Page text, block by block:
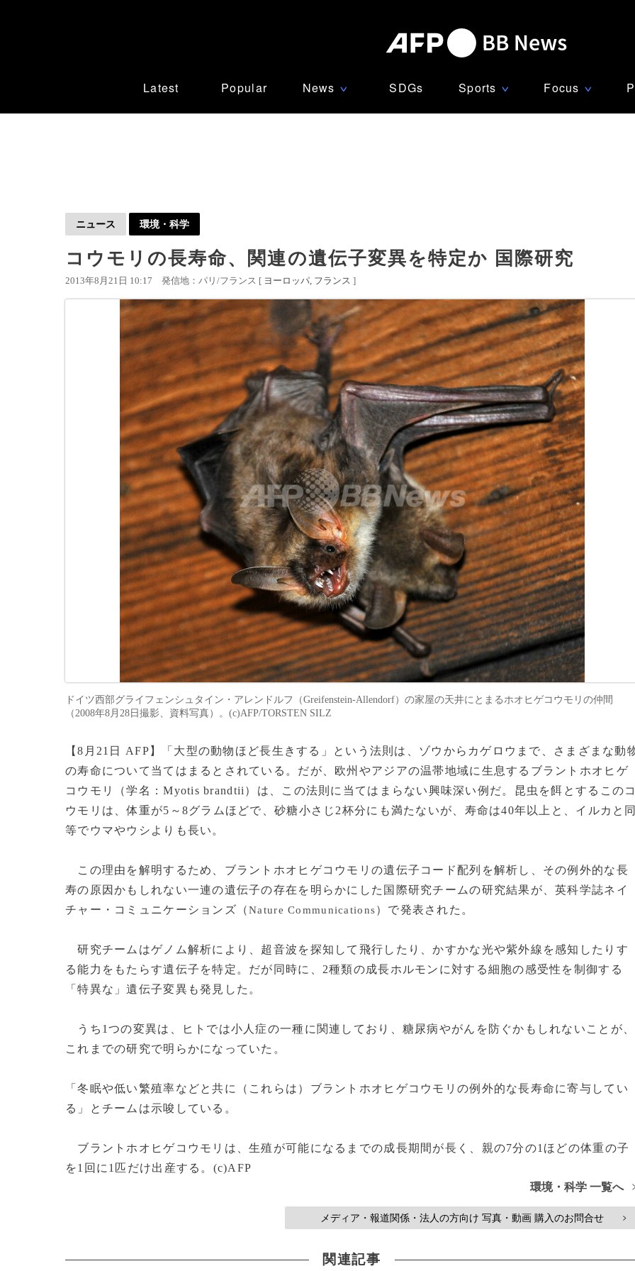
Latest Popular News ∨ SDGs Sports ∨ Focus ∨
ニュース 環境・科学
コウモリの長寿命、関連の遺伝子変異を特定か 国際研究
2013年8月21日 10:17 発信地：パリ/フランス [ ヨーロッパ フランス ]
ドイツ西部グライフェンシュタイン・アレンドルフ（Greifenstein-Allendorf）の家屋の天井にとまるホオヒゲコウモリの仲間
（2008年8月28日撮影、資料写真）。(c)AFP/TORSTEN SILZ
【8月21日 AFP】「大型の動物ほど長生きする」という法則は、ゾウからカゲロウまで、さまざまな動
の寿命について当てはまるとされている。だが、欧州やアジアの温帯地域に生息するブラントホオヒゲ
コウモリ（学名：Myotis brandtii）は、この法則に当てはまらない興味深い例だ。昆虫を餌とするこの
ウモリは、体重が5～8グラムほどで、砂糖小さじ2杯分にも満たないが、寿命は40年以上と、イルカと
等でウマやウシよりも長い。
この理由を解明するため、ブラントホオヒゲコウモリの遺伝子コード配列を解析し、その例外的な長
寿の原因かもしれない一連の遺伝子の存在を明らかにした国際研究チームの研究結果が、英科学誌ネイ
チャー・コミュニケーションズ（Nature Communications）で発表された。
研究チームはゲノム解析により、超音波を探知して飛行したり、かすかな光や紫外線を感知したりす
る能力をもたらす遺伝子を特定。だが同時に、2種類の成長ホルモンに対する細胞の感受性を制御する
「特異な」遺伝子変異も発見した。
うち1つの変異は、ヒトでは小人症の一種に関連しており、糖尿病やがんを防ぐかもしれないことが、
これまでの研究で明らかになっていた。
「冬眠や低い繁殖率などと共に（これらは）ブラントホオヒゲコウモリの例外的な長寿命に寄与してい
る」とチームは示唆している。
ブラントホオヒゲコウモリは、生殖が可能になるまでの成長期間が長く、親の7分の1ほどの体重の子
を1回に1匹だけ出産する。(c)AFP
環境・科学 一覧へ
メディア・報道関係・法人の方向け 写真・動画 購入のお問合せ >
関連記事